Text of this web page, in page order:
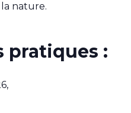
nature.
pratiques :